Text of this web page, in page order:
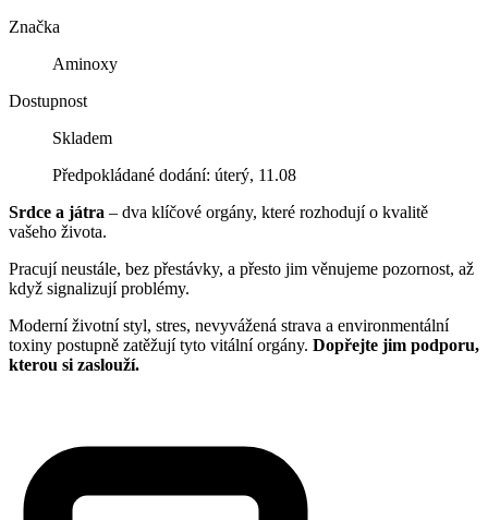
Značka
Aminoxy
Dostupnost
Skladem
Předpokládané dodání: úterý, 11.08
Srdce a játra – dva klíčové orgány, které rozhodují o kvalitě
vašeho života.
Pracují neustále, bez přestávky, a přesto jim věnujeme pozornost, až
když signalizují problémy.
Moderní životní styl, stres, nevyvážená strava a environmentální
toxiny postupně zatěžují tyto vitální orgány. Dopřejte jim podporu,
kterou si zaslouží.